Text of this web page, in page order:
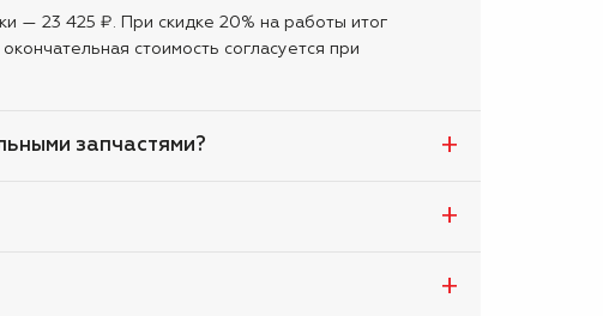
— 23 425 ₽. При скидке 20% на работы итог
стоимость согласуется при
запчастями?